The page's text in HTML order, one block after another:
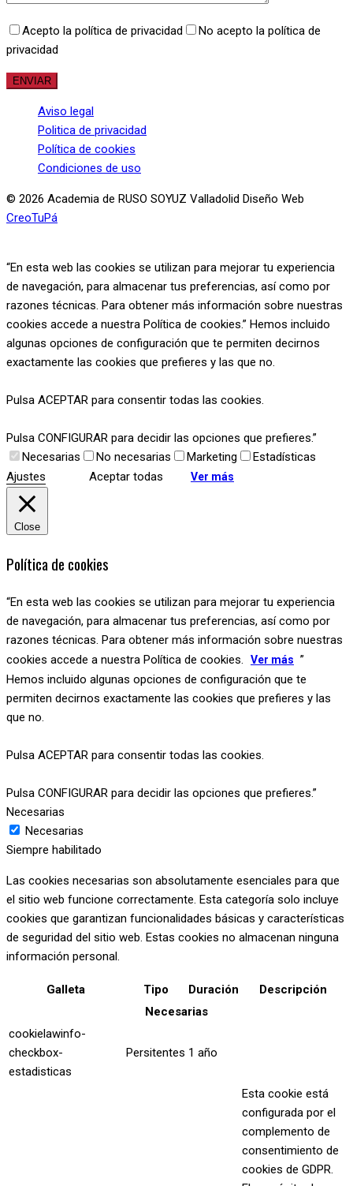
Acepto la política de privacidad
No acepto la política de
privacidad
Aviso legal
Politica de privacidad
Política de cookies
Condiciones de uso
© 2026 Academia de RUSO SOYUZ Valladolid Diseño Web
CreoTuPá
“En esta web las cookies se utilizan para mejorar tu experiencia
de navegación, para almacenar tus preferencias, así como por
razones técnicas. Para obtener más información sobre nuestras
cookies accede a nuestra Política de cookies.” Hemos incluido
algunas opciones de configuración que te permiten decirnos
exactamente las cookies que prefieres y las que no.
Pulsa ACEPTAR para consentir todas las cookies.
Pulsa CONFIGURAR para decidir las opciones que prefieres.”
Necesarias
No necesarias Marketing
Estadísticas
Ajustes
Aceptar todas Ver más
Close
Política de cookies
“En esta web las cookies se utilizan para mejorar tu experiencia
de navegación, para almacenar tus preferencias, así como por
razones técnicas. Para obtener más información sobre nuestras
cookies accede a nuestra Política de cookies.
Ver más ”
Hemos incluido algunas opciones de configuración que te
permiten decirnos exactamente las cookies que prefieres y las
que no.
Pulsa ACEPTAR para consentir todas las cookies.
Pulsa CONFIGURAR para decidir las opciones que prefieres.”
Necesarias
Necesarias
Siempre habilitado
Las cookies necesarias son absolutamente esenciales para que
el sitio web funcione correctamente. Esta categoría solo incluye
cookies que garantizan funcionalidades básicas y características
de seguridad del sitio web. Estas cookies no almacenan ninguna
información personal.
Galleta Tipo Duración
Descripción
Necesarias
cookielawinfo-
checkbox-
estadisticas
Persitentes 1 año
Esta cookie está
configurada por el
complemento de
consentimiento de
cookies de GDPR.